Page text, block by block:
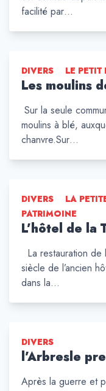
facilité par…
DIVERS LE PETIT
Les moulins
Sur la seule
moulins à blé,
chanvre.Sur…
DIVERS LA
PATRIMOINE
L’hôtel de la
La restauration
siècle de l’ancien
dans la…
DIVERS
l’Arbresle
Après la guerre et